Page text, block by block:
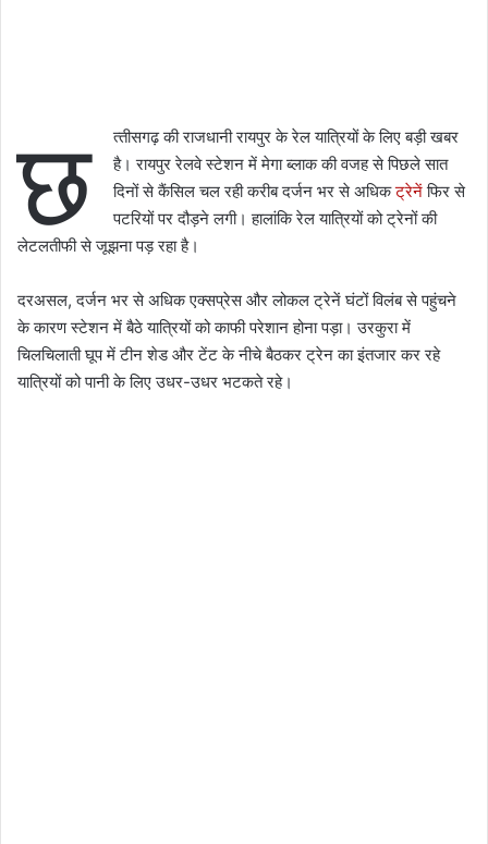
छ
त्‍तीसगढ़ की राजधानी रायपुर के रेल यात्रियों के लिए बड़ी खबर
है। रायपुर रेलवे स्टेशन में मेगा ब्‍लाक की वजह से पिछले सात
दिनों से कैंसिल चल रही करीब दर्जन भर से अधिकट्रेनेंफिर से
पटरियों पर दौड़ने लगी। हालांकि रेल यात्रियों को ट्रेनों की
लेटलतीफी से जूझना पड़ रहा है।
दरअसल, दर्जन भर से अधिक एक्सप्रेस और लोकल ट्रेनें घंटों विलंब से पहुंचने
के कारण स्टेशन में बैठे यात्रियों को काफी परेशान होना पड़ा। उरकुरा में
चिलचिलाती घूप में टीन शेड और टेंट के नीचे बैठकर ट्रेन का इंतजार कर रहे
यात्रियों को पानी के लिए उधर-उधर भटकते रहे।